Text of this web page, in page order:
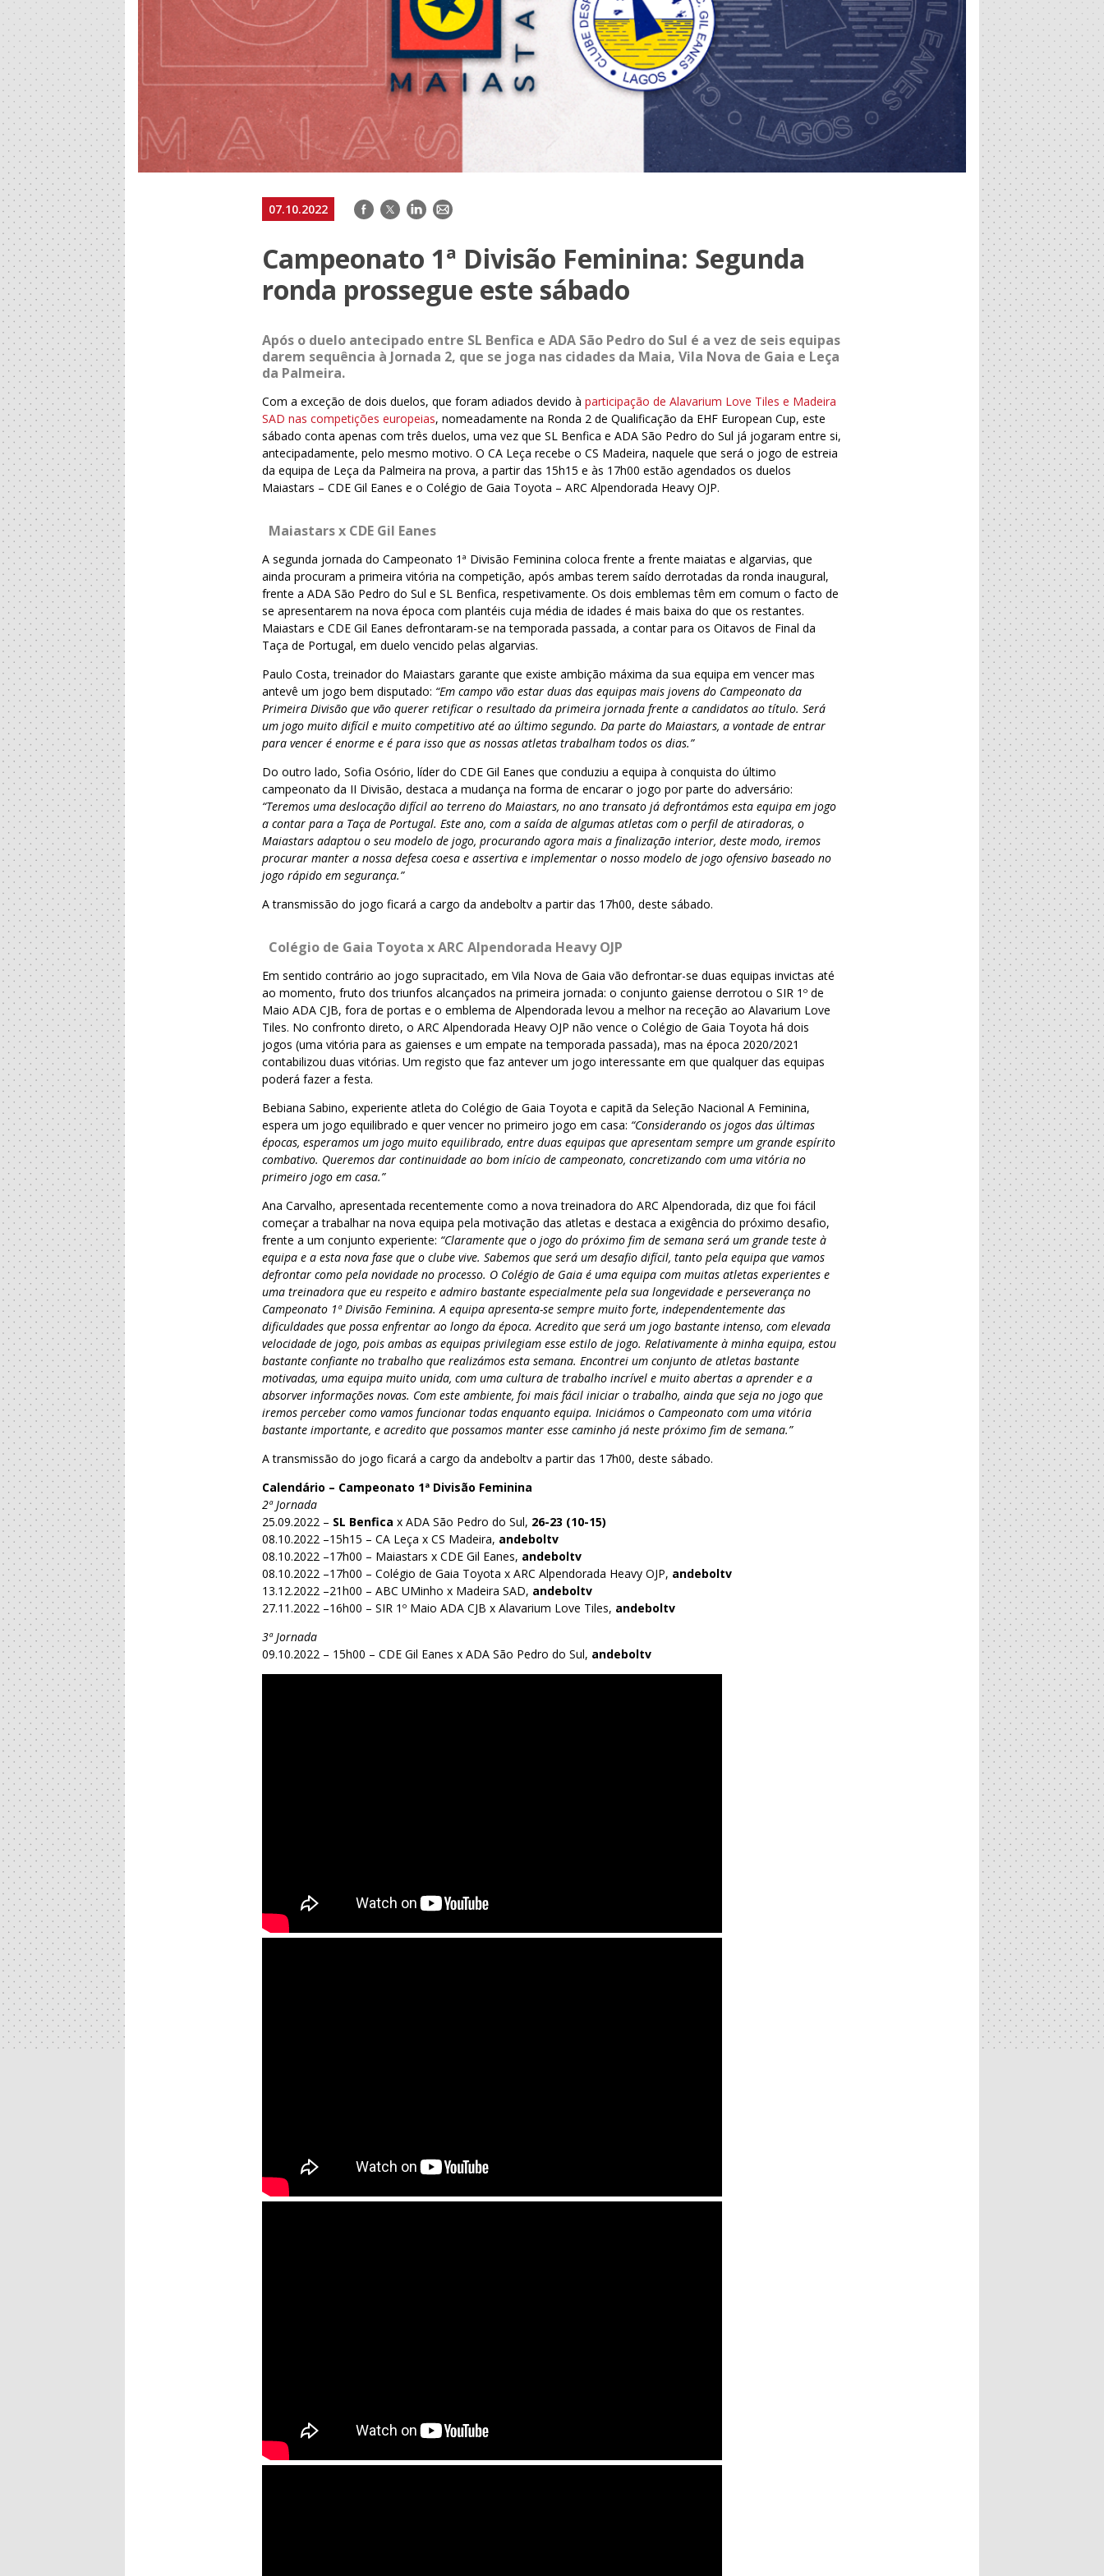
07.10.2022 Facebook
TwitterLinkedIn
E-
Campeonato 1ª Divisão Feminina: Segunda
ronda prossegue este sábado
Após o duelo antecipado entre SL Benfica e ADA São Pedro do Sul é a vez de seis equipas
darem sequência à Jornada 2, que se joga nas cidades da Maia, Vila Nova de Gaia e Leça
da Palmeira.
Com a exceção de dois duelos, que foram adiados devido àparticipação de Alavarium Love Tiles e Madeira
SAD nas competições europeias, nomeadamente na Ronda 2 de Qualificação da EHF European Cup, este
sábado conta apenas com três duelos, uma vez que SL Benfica e ADA São Pedro do Sul já jogaram entre si,
antecipadamente, pelo mesmo motivo. O CA Leça recebe o CS Madeira, naquele que será o jogo de estreia
da equipa de Leça da Palmeira na prova, a partir das 15h15 e às 17h00 estão agendados os duelos
Maiastars – CDE Gil Eanes e o Colégio de Gaia Toyota – ARC Alpendorada Heavy OJP.
Maiastars x CDE Gil Eanes
A segunda jornada do Campeonato 1ª Divisão Feminina coloca frente a frente maiatas e algarvias, que
ainda procuram a primeira vitória na competição, após ambas terem saído derrotadas da ronda inaugural,
frente a ADA São Pedro do Sul e SL Benfica, respetivamente. Os dois emblemas têm em comum o facto de
se apresentarem na nova época com plantéis cuja média de idades é mais baixa do que os restantes.
Maiastars e CDE Gil Eanes defrontaram-se na temporada passada, a contar para os Oitavos de Final da
Taça de Portugal, em duelo vencido pelas algarvias.
Paulo Costa, treinador do Maiastars garante que existe ambição máxima da sua equipa em vencer mas
antevê um jogo bem disputado: “Em campo vão estar duas das equipas mais jovens do Campeonato da
Primeira Divisão que vão querer retificar o resultado da primeira jornada frente a candidatos ao título. Será
um jogo muito difícil e muito competitivo até ao último segundo. Da parte do Maiastars, a vontade de entrar
para vencer é enorme e é para isso que as nossas atletas trabalham todos os dias.”
Do outro lado, Sofia Osório, líder do CDE Gil Eanes que conduziu a equipa à conquista do último
campeonato da II Divisão, destaca a mudança na forma de encarar o jogo por parte do adversário:
“Teremos uma deslocação difícil ao terreno do Maiastars, no ano transato já defrontámos esta equipa em jogo
a contar para a Taça de Portugal. Este ano, com a saída de algumas atletas com o perfil de atiradoras, o
Maiastars adaptou o seu modelo de jogo, procurando agora mais a finalização interior, deste modo, iremos
procurar manter a nossa defesa coesa e assertiva e implementar o nosso modelo de jogo ofensivo baseado no
jogo rápido em segurança.”
A transmissão do jogo ficará a cargo da andeboltv a partir das 17h00, deste sábado.
Colégio de Gaia Toyota x ARC Alpendorada Heavy OJP
Em sentido contrário ao jogo supracitado, em Vila Nova de Gaia vão defrontar-se duas equipas invictas até
ao momento, fruto dos triunfos alcançados na primeira jornada: o conjunto gaiense derrotou o SIR 1º de
Maio ADA CJB, fora de portas e o emblema de Alpendorada levou a melhor na receção ao Alavarium Love
Tiles. No confronto direto, o ARC Alpendorada Heavy OJP não vence o Colégio de Gaia Toyota há dois
jogos (uma vitória para as gaienses e um empate na temporada passada), mas na época 2020/2021
contabilizou duas vitórias. Um registo que faz antever um jogo interessante em que qualquer das equipas
poderá fazer a festa.
Bebiana Sabino, experiente atleta do Colégio de Gaia Toyota e capitã da Seleção Nacional A Feminina,
espera um jogo equilibrado e quer vencer no primeiro jogo em casa: “Considerando os jogos das últimas
épocas, esperamos um jogo muito equilibrado, entre duas equipas que apresentam sempre um grande espírito
combativo. Queremos dar continuidade ao bom início de campeonato, concretizando com uma vitória no
primeiro jogo em casa.”
Ana Carvalho, apresentada recentemente como a nova treinadora do ARC Alpendorada, diz que foi fácil
começar a trabalhar na nova equipa pela motivação das atletas e destaca a exigência do próximo desafio,
frente a um conjunto experiente: “Claramente que o jogo do próximo fim de semana será um grande teste à
equipa e a esta nova fase que o clube vive. Sabemos que será um desafio difícil, tanto pela equipa que vamos
defrontar como pela novidade no processo. O Colégio de Gaia é uma equipa com muitas atletas experientes e
uma treinadora que eu respeito e admiro bastante especialmente pela sua longevidade e perseverança no
Campeonato 1ª Divisão Feminina. A equipa apresenta-se sempre muito forte, independentemente das
dificuldades que possa enfrentar ao longo da época. Acredito que será um jogo bastante intenso, com elevada
velocidade de jogo, pois ambas as equipas privilegiam esse estilo de jogo. Relativamente à minha equipa, estou
bastante confiante no trabalho que realizámos esta semana. Encontrei um conjunto de atletas bastante
motivadas, uma equipa muito unida, com uma cultura de trabalho incrível e muito abertas a aprender e a
absorver informações novas. Com este ambiente, foi mais fácil iniciar o trabalho, ainda que seja no jogo que
iremos perceber como vamos funcionar todas enquanto equipa. Iniciámos o Campeonato com uma vitória
bastante importante, e acredito que possamos manter esse caminho já neste próximo fim de semana.”
A transmissão do jogo ficará a cargo da andeboltv a partir das 17h00, deste sábado.
Calendário – Campeonato 1ª Divisão Feminina
2ª Jornada
25.09.2022 – SL Benfica x ADA São Pedro do Sul, 26-23 (10-15)
08.10.2022 –15h15 – CA Leça x CS Madeira, andeboltv
08.10.2022 –17h00 – Maiastars x CDE Gil Eanes, andeboltv
08.10.2022 –17h00 – Colégio de Gaia Toyota x ARC Alpendorada Heavy OJP, andeboltv
13.12.2022 –21h00 – ABC UMinho x Madeira SAD, andeboltv
27.11.2022 –16h00 – SIR 1º Maio ADA CJB x Alavarium Love Tiles, andeboltv
3ª Jornada
09.10.2022 – 15h00 – CDE Gil Eanes x ADA São Pedro do Sul, andeboltv